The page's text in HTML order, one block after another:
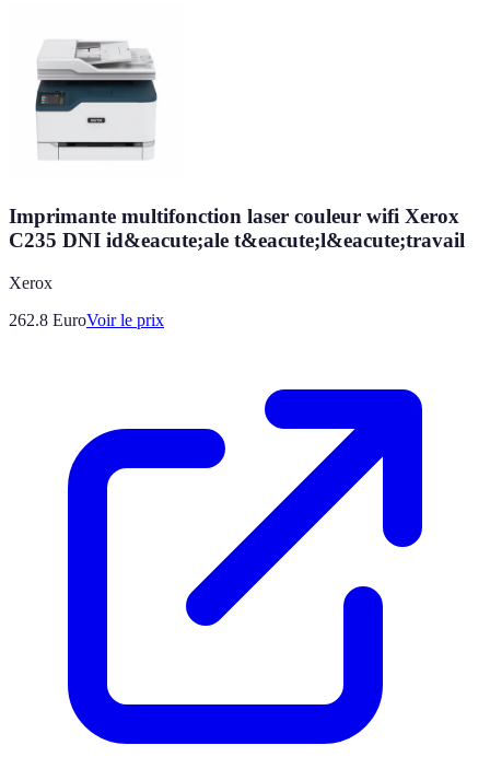
Imprimante multifonction laser couleur wifi Xerox
C235 DNI id&eacute;ale t&eacute;l&eacute;travail
Xerox
262.8 EuroVoir le prix